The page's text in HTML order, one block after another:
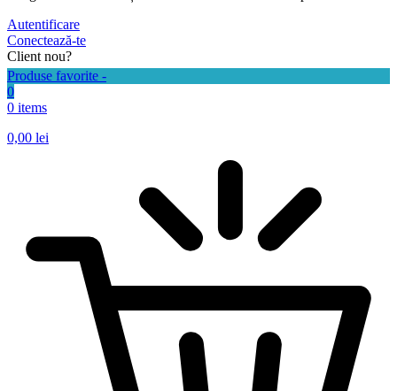
Autentificare
Produse favorite -
0
0 items
0,00 lei